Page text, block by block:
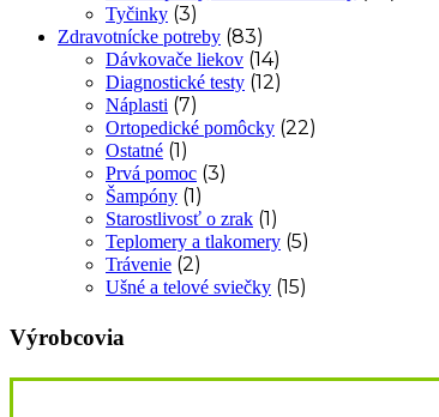
Tyčinky (3)
Zdravotnícke potreby (83)
Dávkovače liekov (14)
Diagnostické testy (12)
Náplasti (7)
Ortopedické pomôcky (22)
Ostatné (1)
Prvá pomoc (3)
Šampóny (1)
Starostlivosť o zrak (1)
Teplomery a tlakomery (5)
Trávenie (2)
Ušné a telové sviečky (15)
Výrobcovia